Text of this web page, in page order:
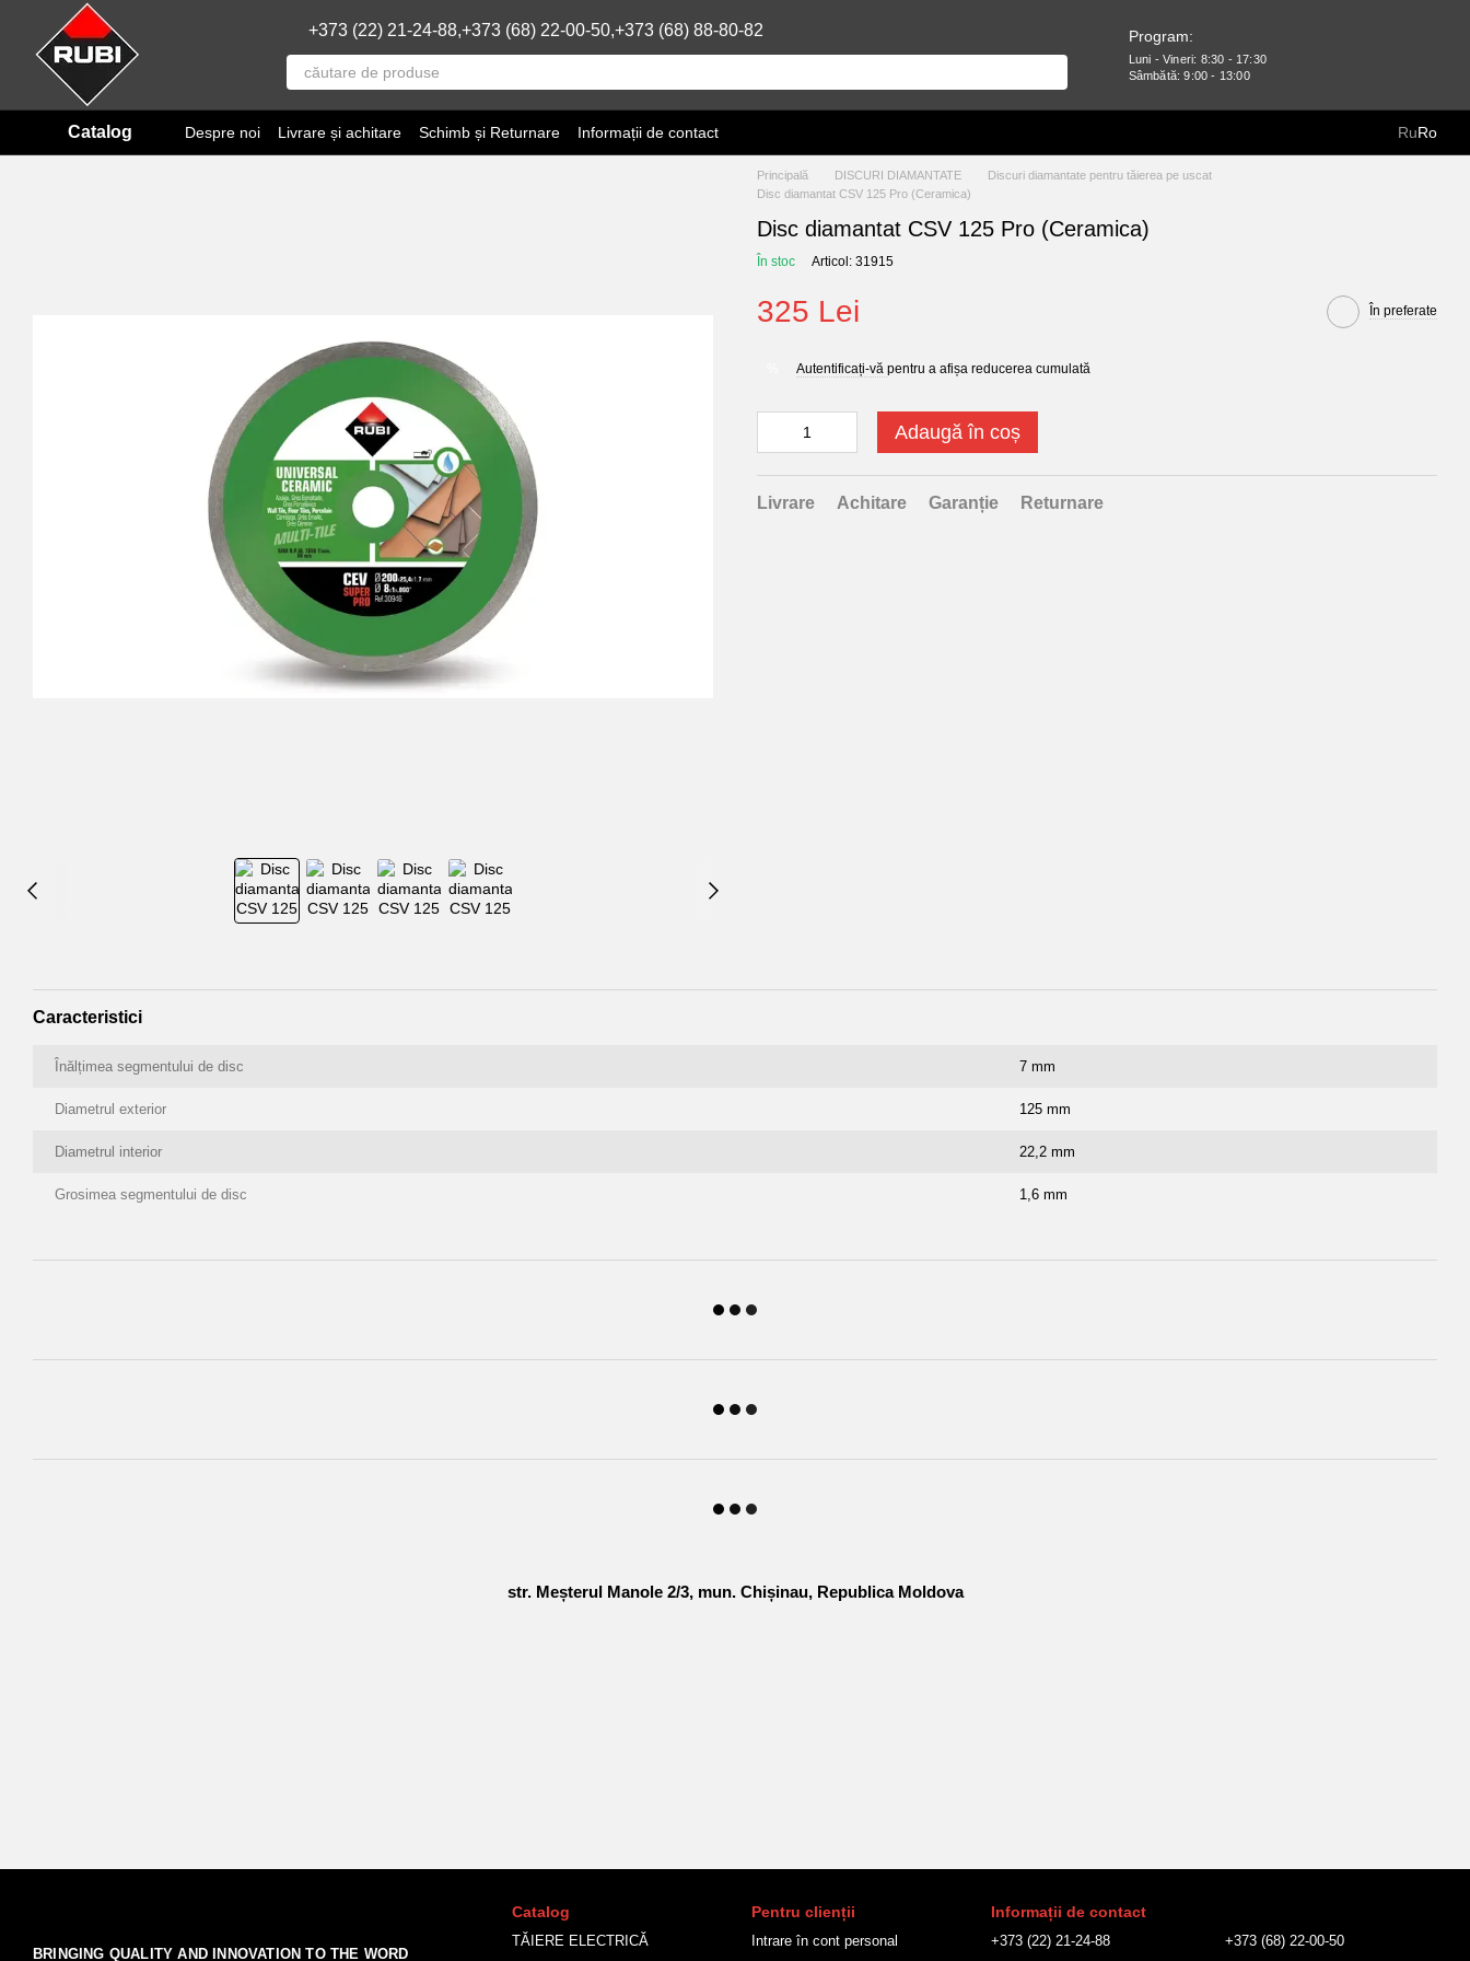
Mergi la conținutul principal
+373 (22) 21-24-88,+373 (68) 22-00-50,+373 (68) 88-80-82 Program:
Luni - Vineri: 8:30 - 17:30
Sâmbătă: 9:00 - 13:00
Catalog Despre noi Livrare și achitare Schimb și Returnare Informații de contact RuRo
Principală DISCURI DIAMANTATE
Discuri diamantate pentru tăierea pe uscat
Disc diamantat CSV 125 Pro (Ceramica)
Disc diamantat CSV 125 Pro (Ceramica)
În stoc Articol: 31915
325 Lei În preferate
Autentificați-vă pentru a afișa reducerea cumulată
Adaugă în coș
Livrare Achitare Garanție Returnare
Caracteristici
Înălțimea segmentului de disc 7 mm
Diametrul exterior 125 mm
Diametrul interior 22,2 mm
Grosimea segmentului de disc 1,6 mm
str. Meșterul Manole 2/3, mun. Chișinau, Republica Moldova
BRINGING QUALITY AND INNOVATION TO THE WORD
Catalog
TĂIERE ELECTRICĂ
Pentru clienții
Intrare în cont personal
Informații de contact
+373 (22) 21-24-88 +373 (68) 22-00-50